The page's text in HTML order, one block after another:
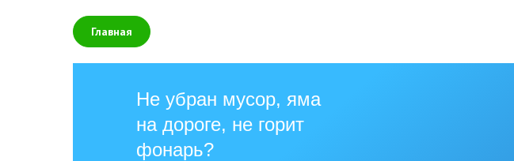
Главная
О СердобскеНе убран мусор, яма
на дороге, не горит
фонарь?